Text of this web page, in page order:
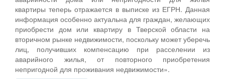
квартиры теперь отражается в выписке из ЕГРН. Данная
информация особенно актуальна для граждан, желающих
приобрести дом или квартиру в Тверской области на
вторичном рынке недвижимости, поскольку может уберечь
лиц, получивших компенсацию при расселении из
аварийного жилья, от повторного приобретения
непригодной для проживания недвижимости».